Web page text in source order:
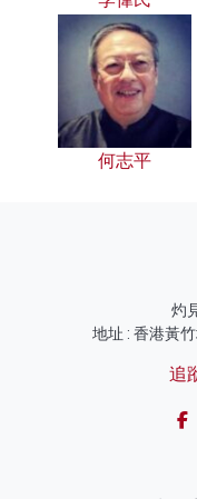
何志平
灼
地址 : 香港黃
追